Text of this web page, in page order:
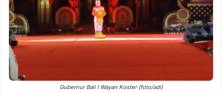
Gubernur Bali I Wayan Koster (foto/adi)